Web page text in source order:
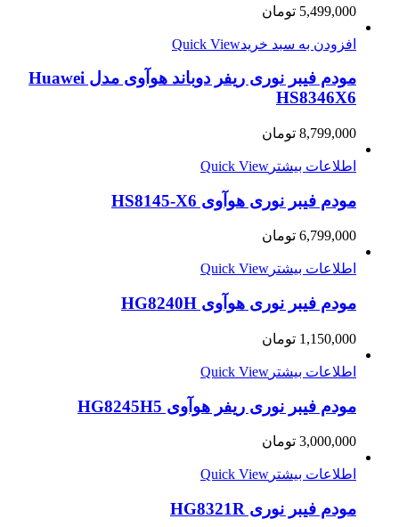
5,499,000 تومان
افزودن به سبد خریدQuick View
مودم فیبر نوری ریفر دوباند هوآوی مدل Huawei
HS8346X6
8,799,000 تومان
اطلاعات بیشتر Quick View
مودم فیبر نوری هوآوی HS8145-X6
6,799,000 تومان
اطلاعات بیشتر Quick View
مودم فیبر نوری هوآوی HG8240H
1,150,000 تومان
اطلاعات بیشتر Quick View
مودم فیبر نوری ریفر هوآوی HG8245H5
3,000,000 تومان
اطلاعات بیشتر Quick View
مودم فیبر نوری HG8321R